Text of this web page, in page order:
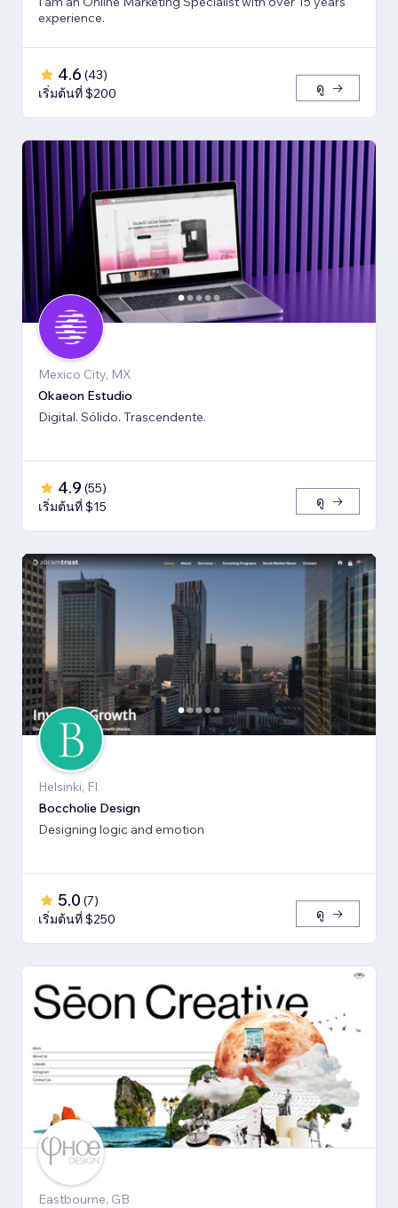
experience.
4.6 (43)
เริ่มต้นที่ $200
ดู
Mexico City, MX
Okaeon Estudio
Digital. Sólido. Trascendente.
4.9 (55)
เริ่มต้นที่ $15
ดู
Helsinki, FI
Boccholie Design
Designing logic and emotion
5.0 (7)
เริ่มต้นที่ $250
ดู
Eastbourne, GB